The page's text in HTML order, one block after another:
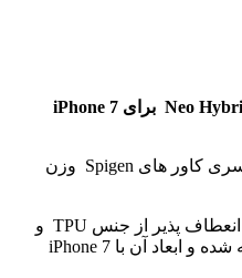
کاور Spigen مدل Neo Hybrid Herringbone برای iPhone 7
کاور Neo Hybrid Herringbone از سری کاور های Spigen وزن
کاور Spigen با استفاده از یک قاب انعطاف پذیر از جنس TPU و
بامپری سخت از پلی کربنات ساخته شده و ابعاد آن با iPhone 7